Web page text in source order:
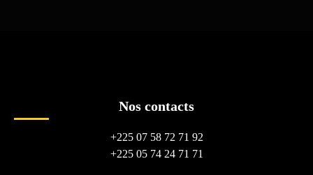
Nos contacts
+225 07 58 72 71 92
+225 05 74 24 71 71